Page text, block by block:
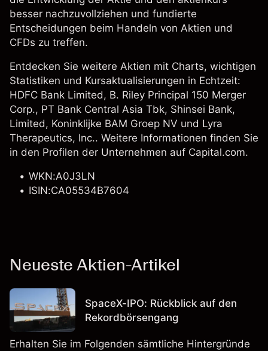
besser nachzuvollziehen und fundierte
Entscheidungen beim Handeln von Aktien und
CFDs zu treffen.
Entdecken Sie weitere Aktien mit Charts, wichtigen
Statistiken und Kursaktualisierungen in Echtzeit:
HDFC Bank Limited, B. Riley Principal 150 Merger
Corp., PT Bank Central Asia Tbk, Shinsei Bank,
Limited, Koninklijke BAM Groep NV und Lyra
Therapeutics, Inc.. Weitere Informationen finden Sie
in den Profilen der Unternehmen auf Capital.com.
WKN:A0J3LN
ISIN:CA05534B7604
Neueste Aktien-Artikel
SpaceX-IPO: Rückblick auf den
Rekordbörsengang
Erhalten Sie im Folgenden sämtliche Hintergründe